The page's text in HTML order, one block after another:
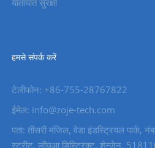
हमसे संपर्क करें
टेलीफोन: +86-755-28767822
ईमेल: info@zoje-tech.com
पता: तीसरी मंजिल, वेडा इंडस्ट्रियल
स्ट्रीट, लोंघुआ डिस्ट्रिक्ट, शेन्ज़ेन,